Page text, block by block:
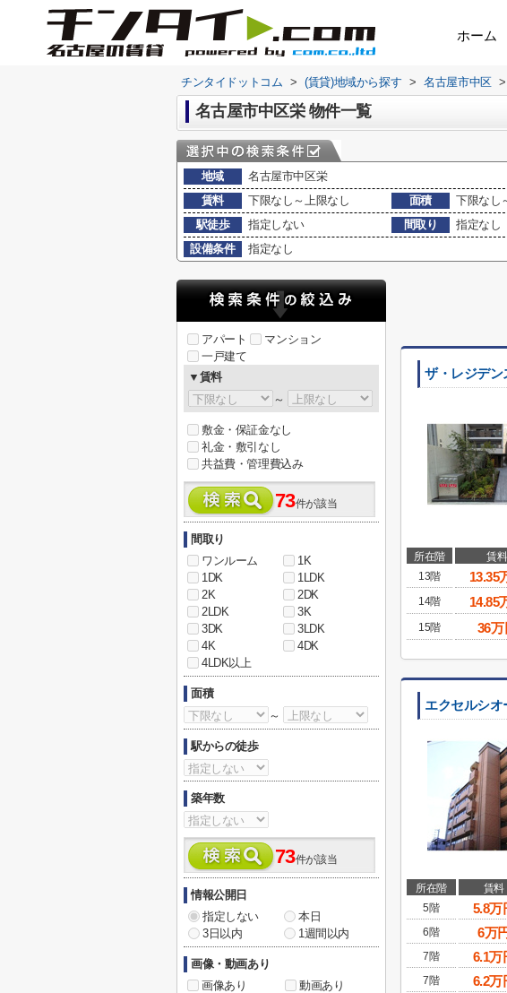
ホーム
チンタイドットコム > (賃貸)地域から探す > 名古屋市中区 >
名古屋市中区栄 物件一覧
地域
名古屋市中区栄
賃料
下限なし～上限なし 面積 下限なし
駅徒歩
指定しない 間取り
指定なし
設備条件
指定なし
ザ・レジデン
所在階 賃料
13階
13.35
14階
14.85
15階
36万
エクセルシオ
所在階 賃料
5階
5.8万
6階
6万
7階
6.1万
7階
6.2万
アパート
マンション
一戸建て
▼賃料
～
敷金・保証金なし
礼金・敷引なし
共益費・管理費込み
73件が該当
間取り
ワンルーム
1K
1DK
1LDK
2K
2DK
2LDK
3K
3DK
3LDK
4K
4DK
4LDK以上
面積
～
駅からの徒歩
築年数
73件が該当
情報公開日
指定しない
本日
3日以内
1週間以内
画像・動画あり
画像あり
動画あり